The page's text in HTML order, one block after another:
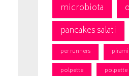
microbiota
pancakes salati
per runners
polpette
polpette